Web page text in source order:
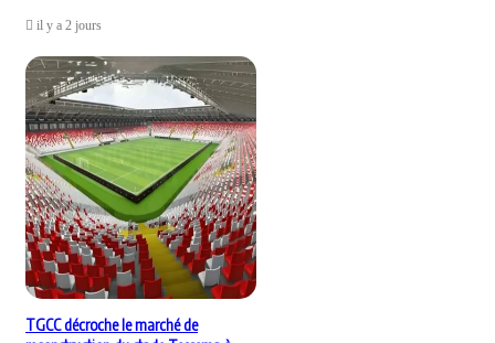
il y a 2 jours
TGCC décroche le marché de